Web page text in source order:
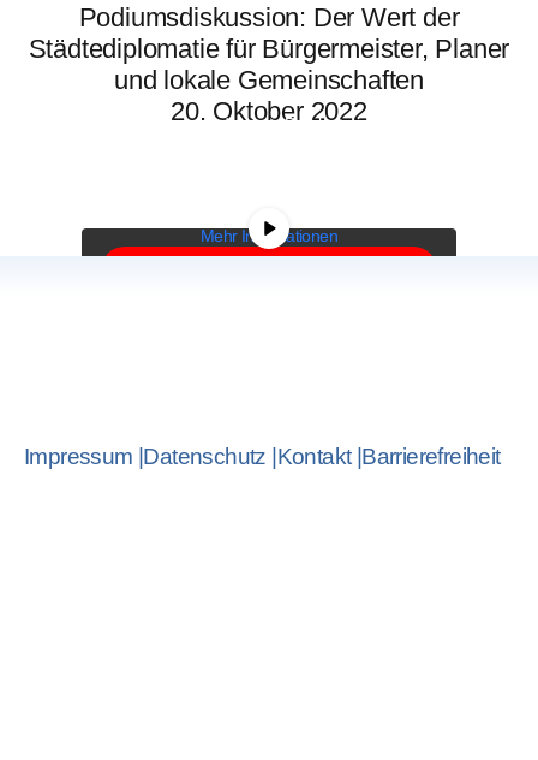
Podiumsdiskussion: Der Wert der
Städtediplomatie für Bürgermeister, Planer
und lokale Gemeinschaften
20. Oktober 2022
Sie sehen gerade einen Platzhalterinhalt von
Mehr Informationen
Impressum | Datenschutz | Kontakt | Barrierefreiheit